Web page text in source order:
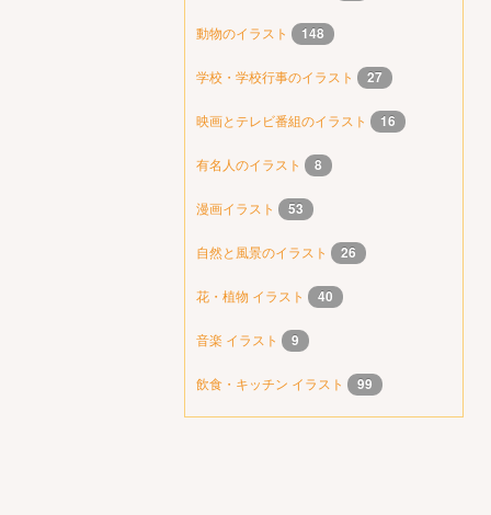
動物のイラスト 148
学校・学校行事のイラスト 27
映画とテレビ番組のイラスト 16
有名人のイラスト 8
漫画イラスト 53
自然と風景のイラスト 26
花・植物 イラスト 40
音楽 イラスト 9
飲食・キッチン イラスト 99